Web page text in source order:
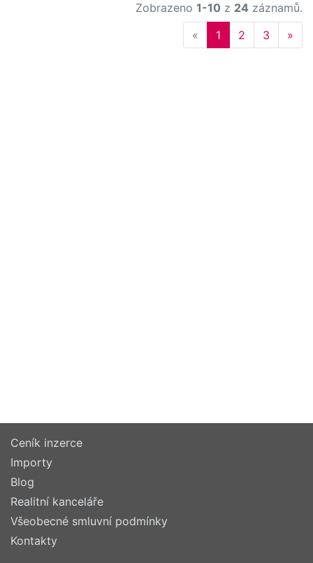
Zobrazeno 1-10 z 24 záznamů.
« Previous
1 2 3 »
Ceník inzerce
Importy
Blog
Realitní kanceláře
Všeobecné smluvní podmínky
Kontakty